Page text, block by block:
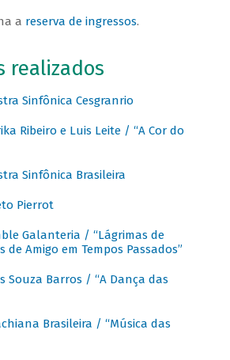
a reserva de ingressos.
realizados
Sinfônica Cesgranrio
Ribeiro e Luis Leite / “A Cor do
Sinfônica Brasileira
Pierrot
Galanteria / “Lágrimas de
de Amigo em Tempos Passados”
Souza Barros / “A Dança das
Brasileira / “Música das